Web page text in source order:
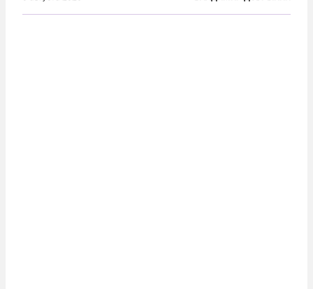
вопрос «зачем эта демонстрация?». Среди версий: